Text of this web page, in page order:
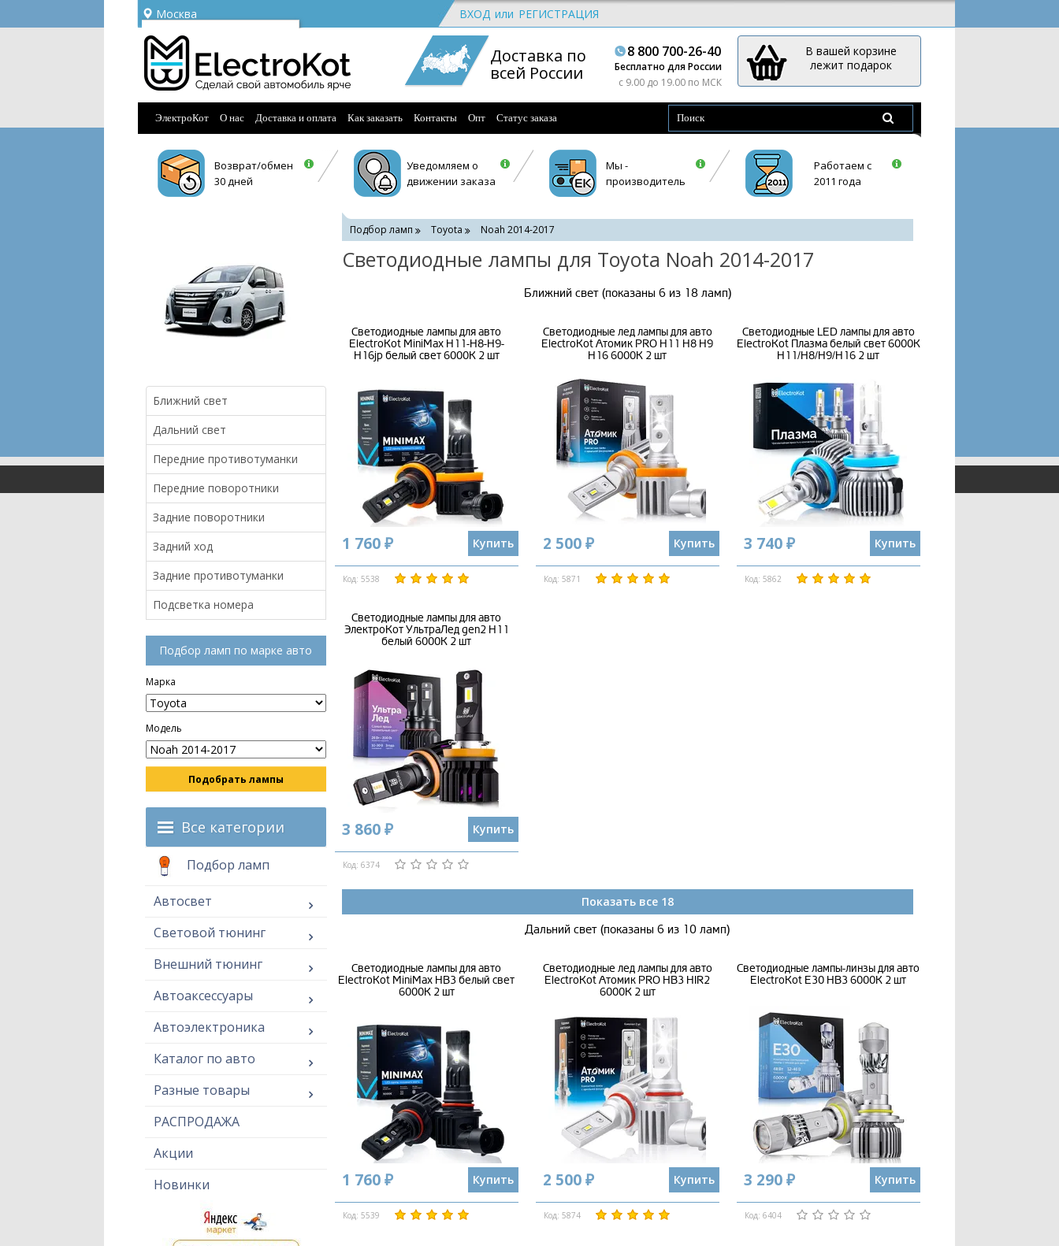
Москва
Ваш город —
Угадали?
ВХОД или РЕГИСТРАЦИЯ
Доставка по
всей России
8 800 700-26-40
Бесплатно для России
c 9.00 до 19.00 по МСК
В вашей корзине
лежит подарок
ЭлектроКот О нас Доставка и оплата Как заказать Контакты Опт Статус заказа
Возврат/обмен
30 дней
Уведомляем о
движении заказа
Мы -
производитель
Работаем с
2011 года
Ближний свет
Дальний свет
Передние противотуманки
Передние поворотники
Задние поворотники
Задний ход
Задние противотуманки
Подсветка номера
Подбор ламп по марке авто
Марка
Модель
Подобрать лампы
Все категории
Подбор ламп
Автосвет
Световой тюнинг
Внешний тюнинг
Автоаксессуары
Автоэлектроника
Каталог по авто
Разные товары
РАСПРОДАЖА
Акции
Новинки
Подбор ламп Toyota Noah 2014-2017
Светодиодные лампы для Toyota Noah 2014-2017
Ближний свет (показаны 6 из 18 ламп)
Светодиодные лампы для авто
ElectroKot MiniMax H11-H8-H9-
H16jp белый свет 6000K 2 шт
1 760 ₽ Купить
Код: 5538
Светодиодные лед лампы для авто
ElectroKot Атомик PRO H11 H8 H9
H16 6000K 2 шт
2 500 ₽ Купить
Код: 5871
Светодиодные LED лампы для авто
ElectroKot Плазма белый свет 6000K
H11/H8/H9/H16 2 шт
3 740 ₽ Купить
Код: 5862
Светодиодные лампы для авто
ЭлектроКот УльтраЛед gen2 H11
белый 6000K 2 шт
3 860 ₽ Купить
Код: 6374
Показать все 18
Дальний свет (показаны 6 из 10 ламп)
Светодиодные лампы для авто
ElectroKot MiniMax HB3 белый свет
6000K 2 шт
1 760 ₽ Купить
Код: 5539
Светодиодные лед лампы для авто
ElectroKot Атомик PRO HB3 HIR2
6000K 2 шт
2 500 ₽ Купить
Код: 5874
Светодиодные лампы-линзы для авто
ElectroKot E30 HB3 6000K 2 шт
3 290 ₽ Купить
Код: 6404